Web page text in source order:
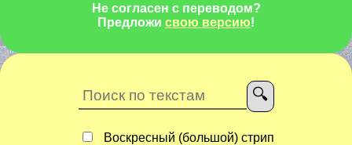
Не согласен с переводом?
Предложи свою версию!
Воскресный (большой) стрип